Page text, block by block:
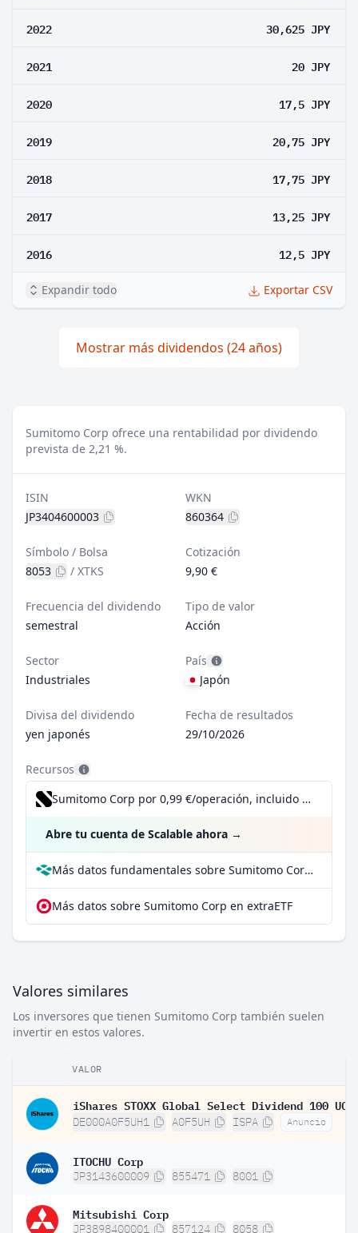
2022 30,625 JPY
2021 20 JPY
2020 17,5 JPY
2019 20,75 JPY
2018 17,75 JPY
2017 13,25 JPY
2016 12,5 JPY
Expandir todo Exportar CSV
Mostrar más dividendos (24 años)
Sumitomo Corp ofrece una rentabilidad por dividendo
prevista de 2,21 %.
ISIN
JP3404600003
WKN
860364
Símbolo / Bolsa
8053
/ XTKS
Cotización
9,90 €
Frecuencia del dividendo
semestral
Tipo de valor
Acción
Sector
Industriales
País
Japón
Divisa del dividendo
yen japonés
Fecha de resultados
29/10/2026
Recursos
Sumitomo Corp por 0,99 €/operación, incluido el Dividend Reinvestment Plan
Abre tu cuenta de Scalable ahora →
Más datos fundamentales sobre Sumitomo Corp en Parqet
Más datos sobre Sumitomo Corp en extraETF
Valores similares
Los inversores que tienen Sumitomo Corp también suelen
invertir en estos valores.
VALOR
DE000A0F5UH1 A0F5UH ISPA Anuncio
ITOCHU Corp
JP3143600009 855471 8001
Mitsubishi Corp
JP3898400001 857124 8058